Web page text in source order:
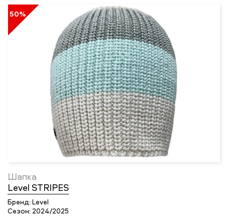
50%
Шапка
Level STRIPES
Бренд: Level
Сезон: 2024/2025